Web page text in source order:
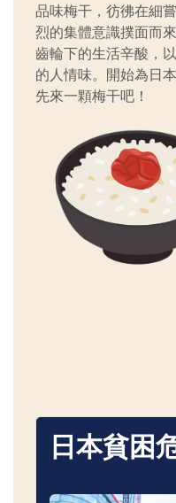
品味梅干，彷彿在細
烈的集體意識撲面而
齒輪下的生活辛酸，
的人情味。開始為日
先來一顆梅干吧！
日本貧困